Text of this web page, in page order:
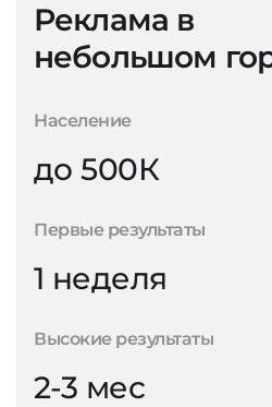
Реклама в
небольшом
Население
до 500К
Первые результаты
1 неделя
Высокие результаты
2-3 мес